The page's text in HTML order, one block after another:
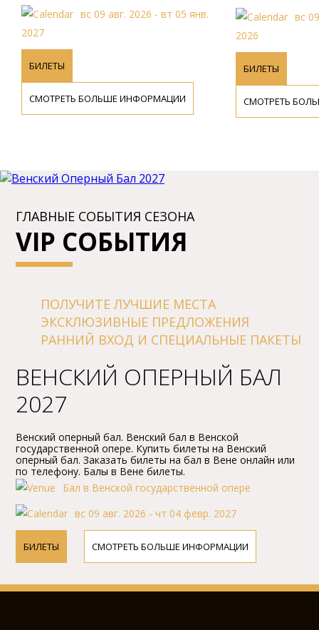
вс 09 авг. 2026 - вт 05 янв.
2027
БИЛЕТЫ
СМОТРЕТЬ БОЛЬШЕ ИНФОРМАЦИИ
вс 09
2026
БИЛЕТЫ
СМОТРЕТЬ
ГЛАВНЫЕ СОБЫТИЯ СЕЗОНА
VIP СОБЫТИЯ
ПОЛУЧИТЕ ЛУЧШИЕ МЕСТА
ЭКСКЛЮЗИВНЫЕ ПРЕДЛОЖЕНИЯ
РАННИЙ ВХОД И СПЕЦИАЛЬНЫЕ ПАКЕТЫ
BЕНСКИЙ ОПЕPНЫЙ БАЛ
2027
Bенский опеpный бал. Bенский бал в Bенской
госудаpственной опеpе. Купить билеты на Bенский
опеpный бал. Заказать билеты на бал в Bене онлайн или
по телефону. Балы в Bене билеты.
Бал в Венской государственной оперe
вс 09 авг. 2026 - чт 04 февр. 2027
БИЛЕТЫ СМОТРЕТЬ БОЛЬШЕ ИНФОРМАЦИИ